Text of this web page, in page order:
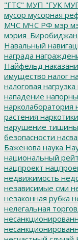
"ГТС" МУП "ГУК
мусор мусорная
МЧС МЧС РФ мэр
Навальный
награда
Найфельд
имущество налог
налоговая нагрузка
нападение
нарколаборатория
растения наркотики
нарушение тишины
безопасности
Баженова наука
национальный
нацпроект
недвижимость
независимые сми
незаконная рубка
нелегальная